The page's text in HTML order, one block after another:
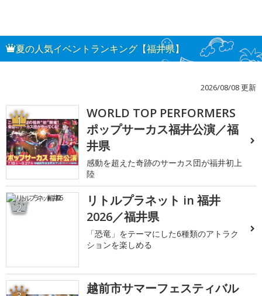
夏の人気イベントランキング【福井県】
2026/08/08 更新
1
WORLD TOP PERFORMERS
ポップサーカス福井公演／福
井県
感動を超えた奇跡のサーカス団が福井初上
陸
2
リトルプラネット in 福井
2026／福井県
「恐竜」をテーマにした6種類のアトラク
ションを楽しめる
越前市サマーフェスティバル